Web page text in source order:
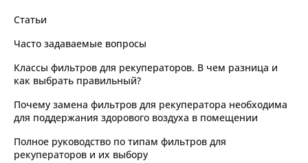
Статьи
Часто задаваемые вопросы
Классы фильтров для рекуператоров. В чем разница и
как выбрать правильный?
Почему замена фильтров для рекуператора необходима
для поддержания здорового воздуха в помещении
Полное руководство по типам фильтров для
рекуператоров и их выбору